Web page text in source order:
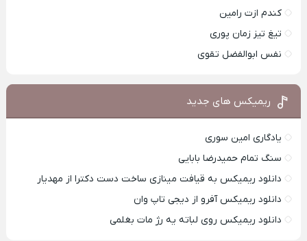
کندم ازت رامین
تیغ تیز زمان پوری
نفس ابوالفضل تقوی
ریمیکس های جدید
یادگاری امین سوری
سنگ تمام حمیدرضا بابایی
دانلود ریمیکس به قیافت مینازی ساخت دست دکترا از مهدیار
دانلود ریمیکس آفرو از ديجی تاپ وان
دانلود ریمیکس روی لباته یه رژ مات بغلمی